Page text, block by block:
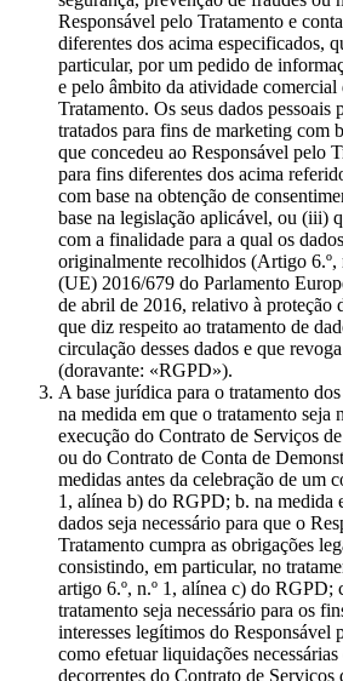
Responsável pelo Tratamento e
diferentes dos acima especificados,
particular, por um pedido de
e pelo âmbito da atividade comercial
Tratamento. Os seus dados pessoais
tratados para fins de marketing com
que concedeu ao Responsável pelo
para fins diferentes dos acima
com base na obtenção de
base na legislação aplicável, ou (iii)
com a finalidade para a qual os
originalmente recolhidos (Artigo 6.º,
(UE) 2016/679 do Parlamento
de abril de 2016, relativo à proteção
que diz respeito ao tratamento de
circulação desses dados e que
(doravante: «RGPD»).
A base jurídica para o tratamento dos
na medida em que o tratamento seja
execução do Contrato de Serviços
ou do Contrato de Conta de
medidas antes da celebração de um
1, alínea b) do RGPD; b. na medida
dados seja necessário para que o
Tratamento cumpra as obrigações
consistindo, em particular, no
artigo 6.º, n.º 1, alínea c) do RGPD;
tratamento seja necessário para os
interesses legítimos do Responsável
como efetuar liquidações
decorrentes do Contrato de Serviços